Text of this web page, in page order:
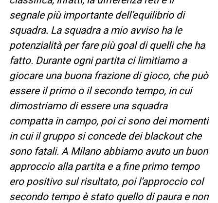
segnale più importante dell’equilibrio di
squadra. La squadra a mio avviso ha le
potenzialità per fare più goal di quelli che ha
fatto. Durante ogni partita ci limitiamo a
giocare una buona frazione di gioco, che può
essere il primo o il secondo tempo, in cui
dimostriamo di essere una squadra
compatta in campo, poi ci sono dei momenti
in cui il gruppo si concede dei blackout che
sono fatali. A Milano abbiamo avuto un buon
approccio alla partita e a fine primo tempo
ero positivo sul risultato, poi l’approccio col
secondo tempo è stato quello di paura e non